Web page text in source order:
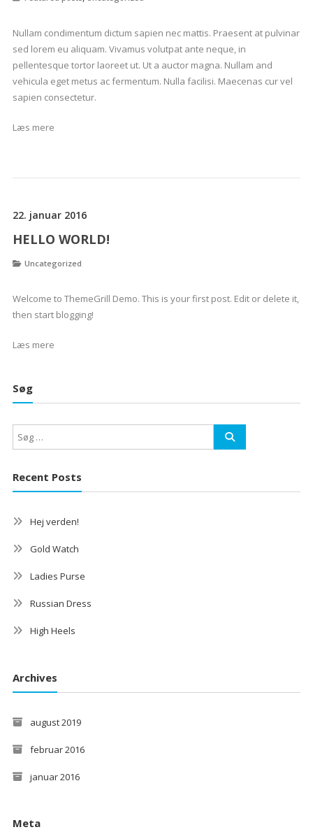
Nullam condimentum dictum sapien nec mattis. Praesent at pulvinar
sed lorem eu aliquam. Vivamus volutpat ante neque, in
pellentesque tortor laoreet ut. Ut a auctor magna. Nullam and
vehicula eget metus ac fermentum. Nulla facilisi. Maecenas cur vel
sapien consectetur.
Læs mere
22. januar 2016
HELLO WORLD!
Uncategorized
Welcome to ThemeGrill Demo. This is your first post. Edit or delete it,
then start blogging!
Læs mere
Søg
Recent Posts
Hej verden!
Gold Watch
Ladies Purse
Russian Dress
High Heels
Archives
august 2019
februar 2016
januar 2016
Meta